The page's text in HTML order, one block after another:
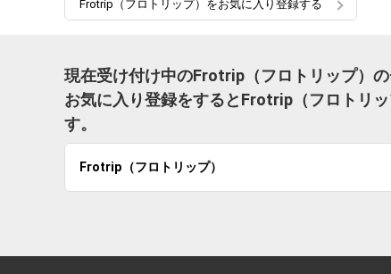
Frotrip（フロトリップ）をお気に入り登録する
現在受け付け中のFrotrip（フロトリップ）の
お気に入り登録をするとFrotrip（フロトリ
す。
Frotrip（フロトリップ）